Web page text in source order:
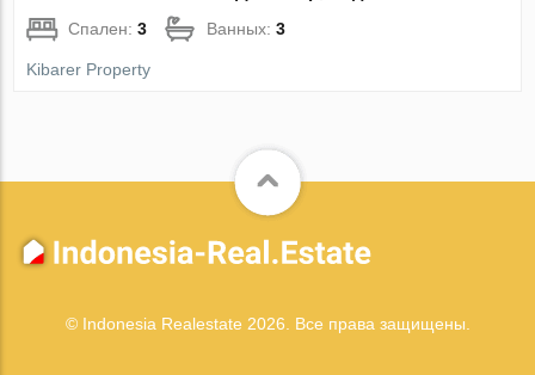
Спален:3 Ванных:3
Kibarer Property
© Indonesia Realestate 2026. Все права защищены.